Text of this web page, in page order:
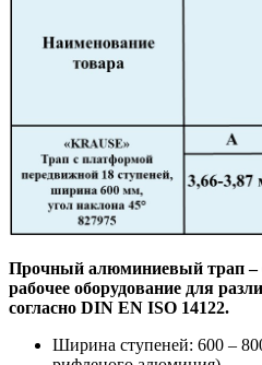
Прочный алюминиевый трап –
рабочее оборудование для
согласно DIN EN ISO 14122.
Ширина ступеней: 600 –